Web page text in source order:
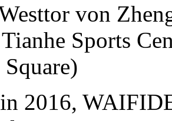
von
Sports
2016,